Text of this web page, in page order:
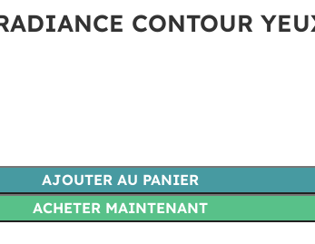
CONTOUR
AJOUTER AU PANIER
ACHETER MAINTENANT